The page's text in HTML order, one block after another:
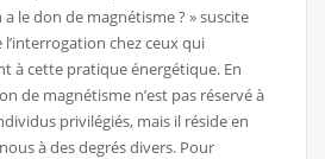
a le don de magnétisme ? » suscite
chez ceux qui
à cette pratique énergétique. En
de magnétisme n’est pas réservé à
privilégiés, mais il réside en
à des degrés divers. Pour